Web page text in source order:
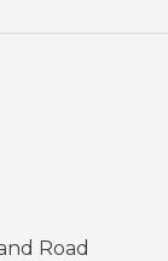
Road